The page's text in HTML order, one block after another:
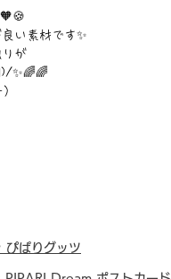
い素材です✨
が
✨🌈🌈
ぴぱりグッツ